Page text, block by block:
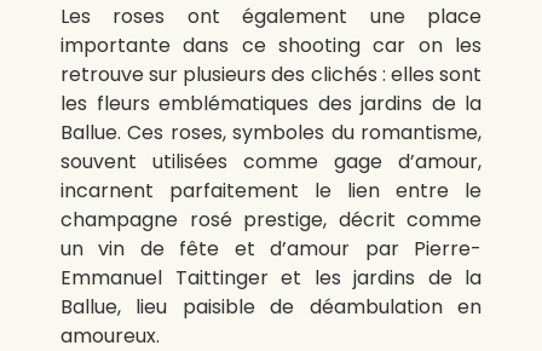
Les roses ont également une place
importante dans ce shooting car on les
retrouve sur plusieurs des clichés : elles sont
les fleurs emblématiques des jardins de la
Ballue.Ces roses, symboles du romantisme,
souvent utilisées comme gage d’amour,
incarnent parfaitement le lien entre le
champagne rosé prestige, décrit comme
un vin de fête et d’amour
par Pierre-
Emmanuel Taittinger et les jardins de la
Ballue, lieu paisible de déambulation en
amoureux.